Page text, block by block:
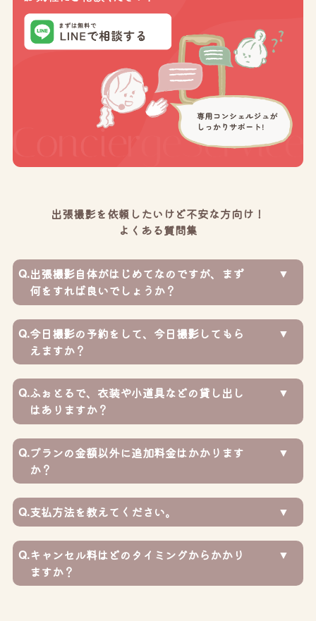
出張撮影を依頼したいけど不安な方向け！
よくある質問集
Q.出張撮影自体がはじめてなのですが、まず
何をすれば良いでしょうか？
Q.今日撮影の予約をして、今日撮影してもら
えますか？
Q.ふぉとるで、衣装や小道具などの貸し出し
はありますか？
Q.プランの金額以外に追加料金はかかります
か？
Q.支払方法を教えてください。
Q.キャンセル料はどのタイミングからかかり
ますか？